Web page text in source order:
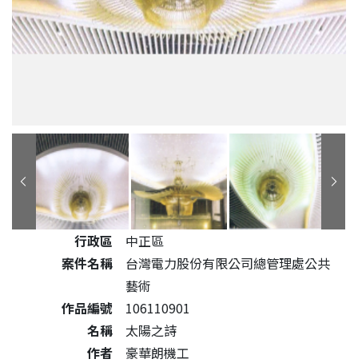
公共藝術作品詳細資料
行政區
中正區
案件名稱
台灣電力股份有限公司總管理處公共
藝術
作品編號
106110901
名稱
太陽之詩
作者
豪華朗機工